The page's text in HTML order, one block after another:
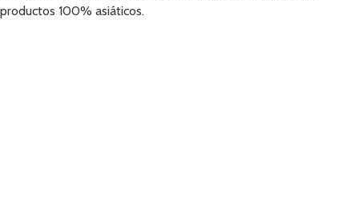
productos 100% asiáticos.